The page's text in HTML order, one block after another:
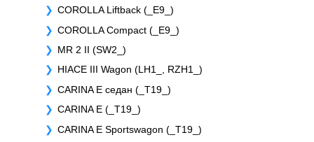
COROLLA Liftback (_E9_)
COROLLA Compact (_E9_)
MR 2 II (SW2_)
HIACE III Wagon (LH1_, RZH1_)
CARINA E седан (_T19_)
CARINA E (_T19_)
CARINA E Sportswagon (_T19_)